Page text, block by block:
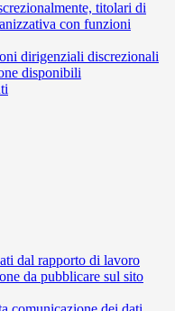
titolari di
con funzioni
dirigenziali discrezionali
disponibili
dal rapporto di lavoro
da pubblicare sul sito